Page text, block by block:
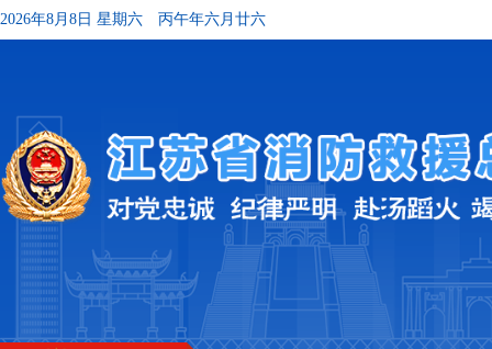
2026年8月8日 星期六 丙午年六月廿六